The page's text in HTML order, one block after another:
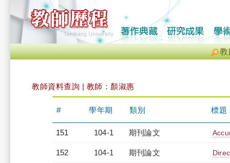
教
教師資料查詢 | 教師：顏淑惠
# 學年期 類別 標題
151 104-1 期刊論文
152 104-1 期刊論文